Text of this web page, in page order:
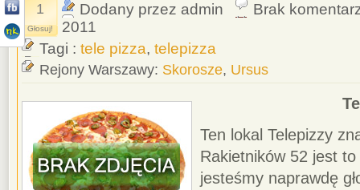
1
Głosuj!
Dodany przez admin
Brak
2011
Tagi : tele pizza, telepizza
Rejony Warszawy: Skorosze, Ursus
Ten lokal Telepizzy
Rakietników 52 jest
jesteśmy naprawdę